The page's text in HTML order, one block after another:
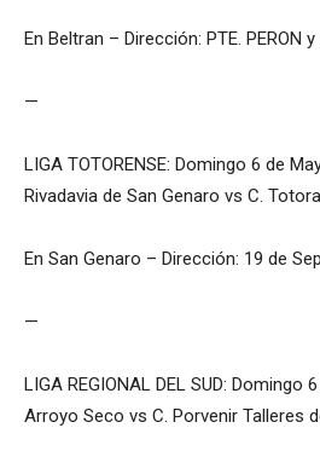
En Beltran – Dirección: PTE. PERON y
—
LIGA TOTORENSE: Domingo 6 de
Rivadavia de San Genaro vs C.
En San Genaro – Dirección: 19 de
—
LIGA REGIONAL DEL SUD: Domingo
Arroyo Seco vs C. Porvenir Talleres